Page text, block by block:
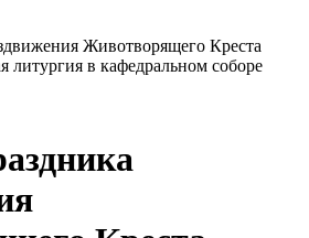
Животворящего Креста
литургия в кафедральном соборе